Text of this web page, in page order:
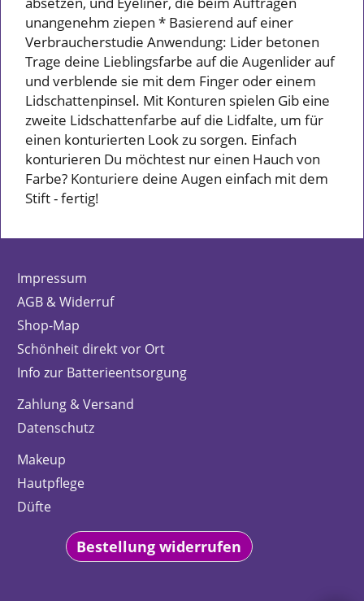
unangenehm ziepen * Basierend auf einer
Verbraucherstudie Anwendung: Lider betonen
Trage deine Lieblingsfarbe auf die Augenlider auf
und verblende sie mit dem Finger oder einem
Lidschattenpinsel. Mit Konturen spielen Gib eine
zweite Lidschattenfarbe auf die Lidfalte, um für
einen konturierten Look zu sorgen. Einfach
konturieren Du möchtest nur einen Hauch von
Farbe? Konturiere deine Augen einfach mit dem
Stift - fertig!
Impressum
AGB & Widerruf
Shop-Map
Schönheit direkt vor Ort
Info zur Batterieentsorgung
Zahlung & Versand
Datenschutz
Makeup
Hautpflege
Düfte
Bestellung widerrufen